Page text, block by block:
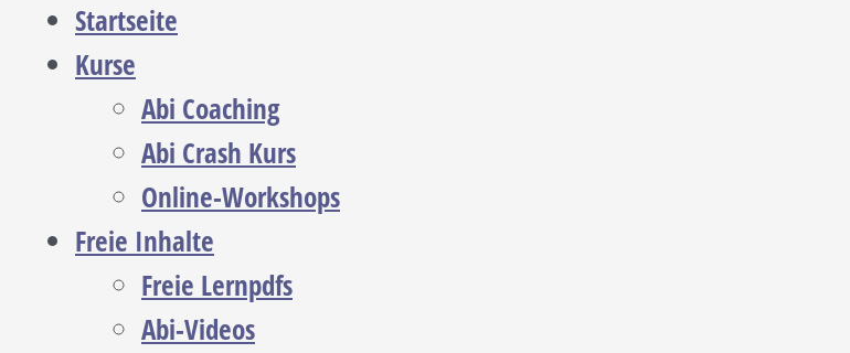
Startseite
Kurse
Abi Coaching
Abi Crash Kurs
Online-Workshops
Freie Inhalte
Freie Lernpdfs
Abi-Videos